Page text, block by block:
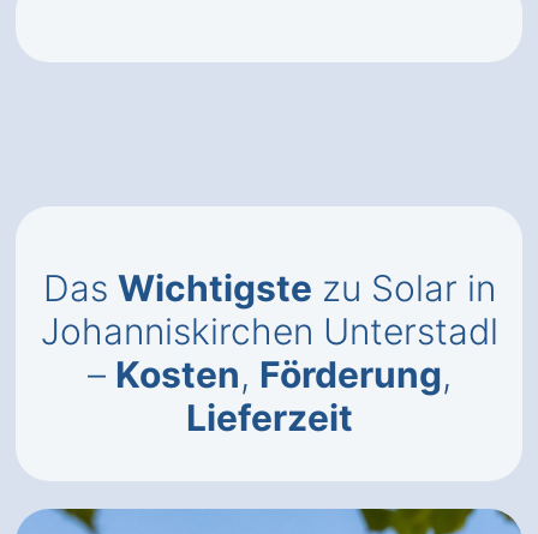
Das Wichtigste zu Solar in
Johanniskirchen Unterstadl
– Kosten, Förderung,
Lieferzeit